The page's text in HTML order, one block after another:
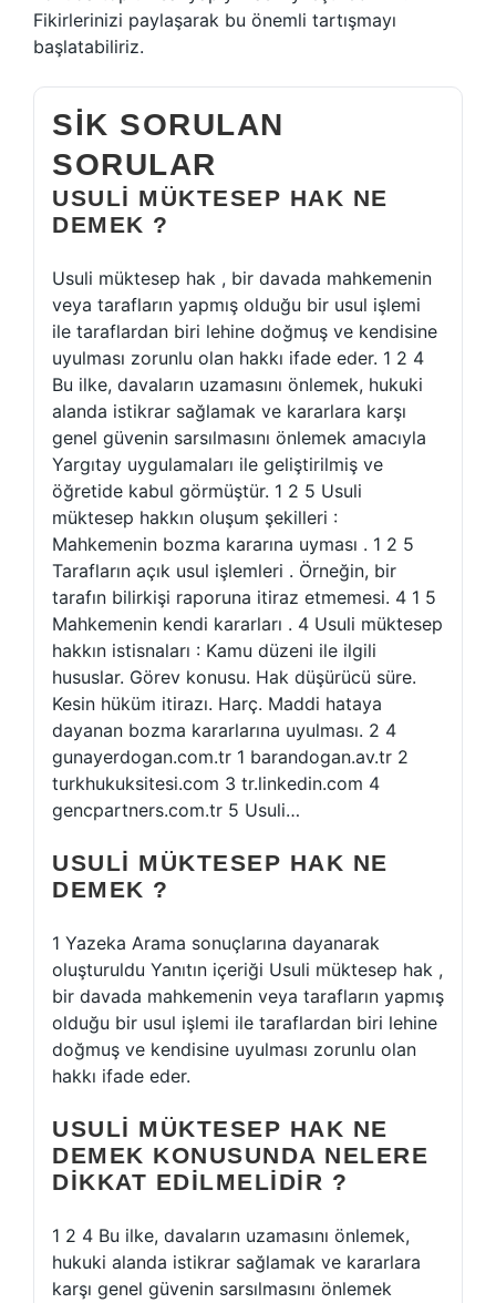
Fikirlerinizi paylaşarak bu önemli tartışmayı
başlatabiliriz.
SIK SORULAN
SORULAR
USULI MÜKTESEP HAK NE
DEMEK ?
Usuli müktesep hak , bir davada mahkemenin
veya tarafların yapmış olduğu bir usul işlemi
ile taraflardan biri lehine doğmuş ve kendisine
uyulması zorunlu olan hakkı ifade eder. 1 2 4
Bu ilke, davaların uzamasını önlemek, hukuki
alanda istikrar sağlamak ve kararlara karşı
genel güvenin sarsılmasını önlemek amacıyla
Yargıtay uygulamaları ile geliştirilmiş ve
öğretide kabul görmüştür. 1 2 5 Usuli
müktesep hakkın oluşum şekilleri :
Mahkemenin bozma kararına uyması . 1 2 5
Tarafların açık usul işlemleri . Örneğin, bir
tarafın bilirkişi raporuna itiraz etmemesi. 4 1 5
Mahkemenin kendi kararları . 4 Usuli müktesep
hakkın istisnaları : Kamu düzeni ile ilgili
hususlar. Görev konusu. Hak düşürücü süre.
Kesin hüküm itirazı. Harç. Maddi hataya
dayanan bozma kararlarına uyulması. 2 4
gunayerdogan.com.tr 1 barandogan.av.tr 2
turkhukuksitesi.com 3 tr.linkedin.com 4
gencpartners.com.tr 5 Usuli…
USULI MÜKTESEP HAK NE
DEMEK ?
1 Yazeka Arama sonuçlarına dayanarak
oluşturuldu Yanıtın içeriği Usuli müktesep hak ,
bir davada mahkemenin veya tarafların yapmış
olduğu bir usul işlemi ile taraflardan biri lehine
doğmuş ve kendisine uyulması zorunlu olan
hakkı ifade eder.
USULI MÜKTESEP HAK NE
DEMEK KONUSUNDA NELERE
DIKKAT EDILMELIDIR ?
1 2 4 Bu ilke, davaların uzamasını önlemek,
hukuki alanda istikrar sağlamak ve kararlara
karşı genel güvenin sarsılmasını önlemek